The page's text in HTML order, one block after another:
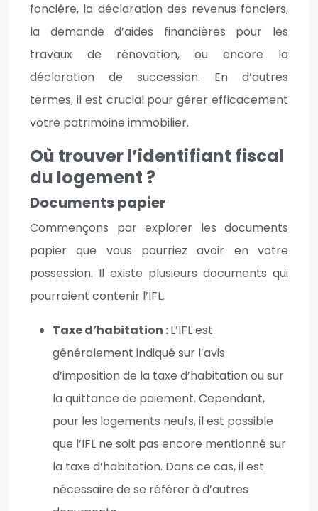
foncière, la déclaration des revenus fonciers,
la demande d’aides financières pour les
travaux de rénovation, ou encore la
déclaration de succession. En d’autres
termes, il est crucial pour gérer efficacement
votre patrimoine immobilier.
Où trouver l’identifiant fiscal
du logement ?
Documents papier
Commençons par explorer les documents
papier que vous pourriez avoir en votre
possession. Il existe plusieurs documents qui
pourraient contenir l’IFL.
Taxe d’habitation :L’IFL est
généralement indiqué sur l’avis
d’imposition de la taxe d’habitation ou sur
la quittance de paiement. Cependant,
pour les logements neufs, il est possible
que l’IFL ne soit pas encore mentionné sur
la taxe d’habitation. Dans ce cas, il est
nécessaire de se référer à d’autres